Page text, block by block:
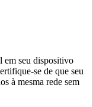
em seu dispositivo
se de que seu
à mesma rede sem